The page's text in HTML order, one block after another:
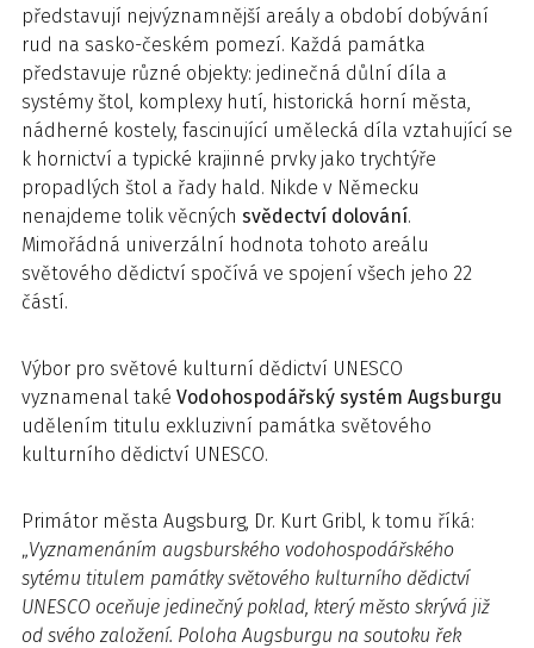
představují nejvýznamnější areály a období dobývání
rud na sasko-českém pomezí. Každá památka
představuje různé objekty: jedinečná důlní díla a
systémy štol, komplexy hutí, historická horní města,
nádherné kostely, fascinující umělecká díla vztahující se
k hornictví a typické krajinné prvky jako trychtýře
propadlých štol a řady hald. Nikde v Německu
nenajdeme tolik věcných svědectví dolování.
Mimořádná univerzální hodnota tohoto areálu
světového dědictví spočívá ve spojení všech jeho 22
částí.
Výbor pro světové kulturní dědictví UNESCO
vyznamenal také Vodohospodářský systém Augsburgu
udělením titulu exkluzivní památka světového
kulturního dědictví UNESCO.
Primátor města Augsburg, Dr. Kurt Gribl, k tomu říká:
„Vyznamenáním augsburského vodohospodářského
sytému titulem památky světového kulturního dědictví
UNESCO oceňuje jedinečný poklad, který město skrývá již
od svého založení. Poloha Augsburgu na soutoku řek